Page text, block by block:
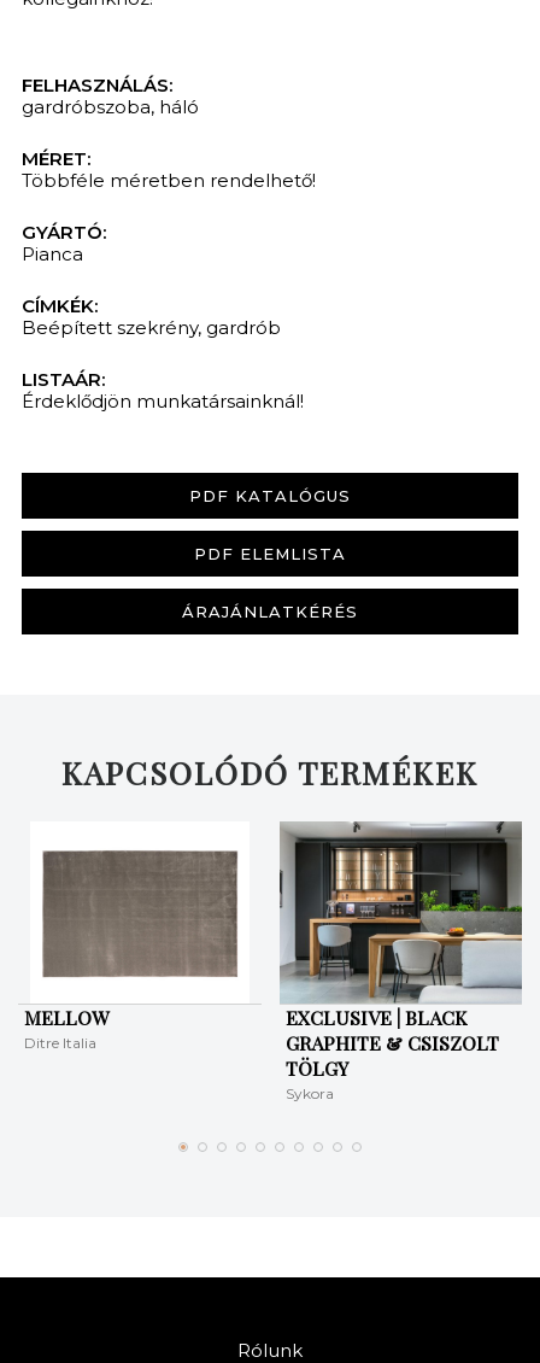
FELHASZNÁLÁS:
gardróbszoba, háló
MÉRET:
Többféle méretben rendelhető!
GYÁRTÓ:
Pianca
CÍMKÉK:
Beépített szekrény, gardrób
LISTAÁR:
Érdeklődjön munkatársainknál!
PDF KATALÓGUS
PDF ELEMLISTA
ÁRAJÁNLATKÉRÉS
KAPCSOLÓDÓ TERMÉKEK
MELLOW
Ditre Italia
EXCLUSIVE | BLACK
GRAPHITE & CSISZOLT
TÖLGY
Sykora
Rólunk